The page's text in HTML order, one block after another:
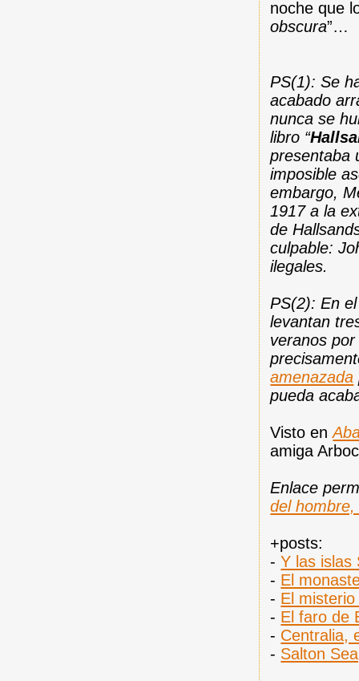
noche que
obscura”…
PS(1): Se
acabado
nunca se
libro “
presentaba
imposible
embargo,
1917 a la
de
culpable:
ilegales.
PS(2): En
levantan
veranos
amenazada
pueda
Visto en
amiga
Enlace
del
+posts:
-Y las islas
- El
- El
- El faro de
- Centralia,
- Salton